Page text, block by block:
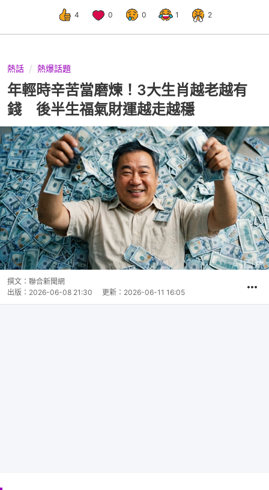
4 0 0 1 2
熱話 熱爆話題
年輕時辛苦當磨煉！3大生肖越老越有
錢 後半生福氣財運越走越穩
撰文： 聯合新聞網
出版： 2026-06-08 21:30 更新： 2026-06-11 16:05